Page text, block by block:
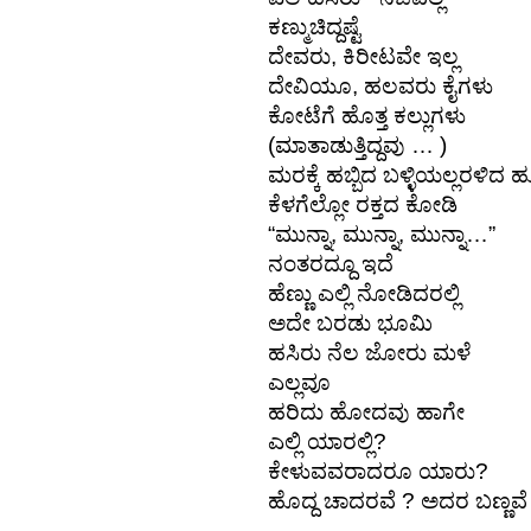
ಕಣ್ಮುಚಿದ್ದಷ್ಟೆ
ದೇವರು, ಕಿರೀಟವೇ ಇಲ್ಲ
ದೇವಿಯೂ, ಹಲವರು ಕೈಗಳು
ಕೋಟೆಗೆ ಹೊತ್ತ ಕಲ್ಲುಗಳು
(ಮಾತಾಡುತ್ತಿದ್ದವು … )
ಮರಕ್ಕೆ ಹಬ್ಬಿದ ಬಳ್ಳಿಯಲ್ಲರಳಿದ
ಕೆಳಗೆಲ್ಲೋ ರಕ್ತದ ಕೋಡಿ
“ಮುನ್ನಾ, ಮುನ್ನಾ, ಮುನ್ನಾ…”
ನಂತರದ್ದೂ ಇದೆ
ಹೆಣ್ಣು ಎಲ್ಲಿ ನೋಡಿದರಲ್ಲಿ
ಅದೇ ಬರಡು ಭೂಮಿ
ಹಸಿರು ನೆಲ ಜೋರು ಮಳೆ
ಎಲ್ಲವೂ
ಹರಿದು ಹೋದವು ಹಾಗೇ
ಎಲ್ಲಿ ಯಾರಲ್ಲಿ?
ಕೇಳುವವರಾದರೂ ಯಾರು?
ಹೊದ್ದ ಚಾದರವೆ ? ಅದರ ಬಣ್ಣವೆ